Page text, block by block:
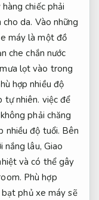
chiếc phải
da. Vào những
máy là một đồ
che chắn nước
lọt vào trong
hợp nhiều độ
tự nhiên. việc để
phải chăng
nhiều độ tuổi. Bên
nắng lâu, Giao
và có thể gây
Phù hợp
bạt phủ xe máy sẽ